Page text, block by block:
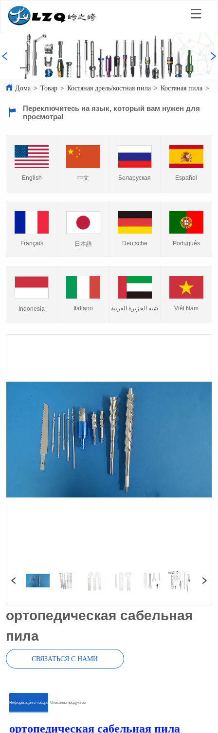
Дома > Товар > Костяная дрель/костная пила > Костяная пила >
Переключитесь на язык, который вам нужен для
просмотра!
English 中文 Беларуская Español
Français 日本語 Deutsche Português
Indonesia Italiano شبه الجزيرة العربية Việt Nam
ортопедическая сабельная
пила
СВЯЗАТЬСЯ С НАМИ
ㅤㅤИнформация о товареㅤㅤ ㅤㅤОписание продуктовㅤㅤ